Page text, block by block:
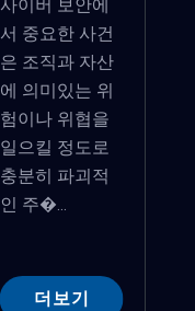
사이버 보안에
서 중요한 사건
은 조직과 자산
에 의미있는 위
험이나 위협을
일으킬 정도로
충분히 파괴적
인 주�...
더보기